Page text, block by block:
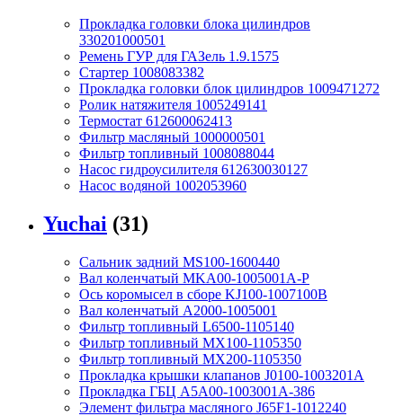
Прокладка головки блока цилиндров
330201000501
Ремень ГУР для ГАЗель 1.9.1575
Стартер 1008083382
Прокладка головки блок цилиндров 1009471272
Ролик натяжителя 1005249141
Термостат 612600062413
Фильтр масляный 1000000501
Фильтр топливный 1008088044
Насос гидроусилителя 612630030127
Насос водяной 1002053960
Yuchai (31)
Сальник задний MS100-1600440
Вал коленчатый MKA00-1005001A-P
Ось коромысел в сборе KJ100-1007100B
Вал коленчатый A2000-1005001
Фильтр топливный L6500-1105140
Фильтр топливный MX100-1105350
Фильтр топливный MX200-1105350
Прокладка крышки клапанов J0100-1003201A
Прокладка ГБЦ A5A00-1003001A-386
Элемент фильтра масляного J65F1-1012240